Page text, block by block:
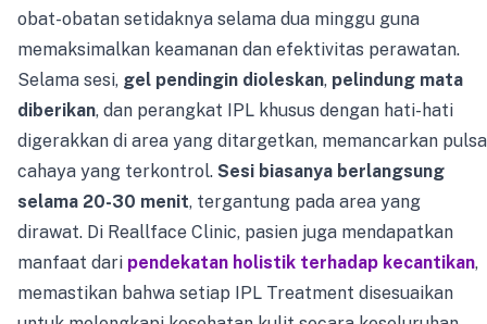
obat-obatan setidaknya selama dua minggu guna
memaksimalkan keamanan dan efektivitas perawatan.
Selama sesi, gel pendingin dioleskan, pelindung mata
diberikan, dan perangkat IPL khusus dengan hati-hati
digerakkan di area yang ditargetkan, memancarkan pulsa
cahaya yang terkontrol. Sesi biasanya berlangsung
selama 20-30 menit, tergantung pada area yang
dirawat. Di Reallface Clinic, pasien juga mendapatkan
manfaat dari pendekatan holistik terhadap kecantikan,
memastikan bahwa setiap IPL Treatment disesuaikan